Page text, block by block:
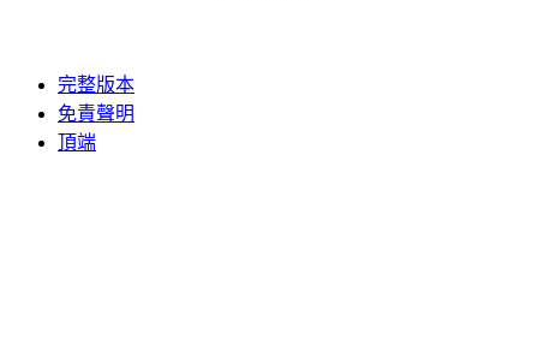
完整版本
免責聲明
頂端